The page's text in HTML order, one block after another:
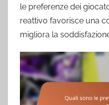
le preferenze dei
reattivo favorisce una
migliora la